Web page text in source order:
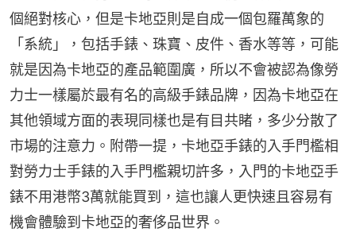
個絕對核心，但是卡地亞則是自成一個包羅萬象的
「系統」，包括手錶、珠寶、皮件、香水等等，可能
就是因為卡地亞的產品範圍廣，所以不會被認為像勞
力士一樣屬於最有名的高級手錶品牌，因為卡地亞在
其他領域方面的表現同樣也是有目共睹，多少分散了
市場的注意力。附帶一提，卡地亞手錶的入手門檻相
對勞力士手錶的入手門檻親切許多，入門的卡地亞手
錶不用港幣3萬就能買到，這也讓人更快速且容易有
機會體驗到卡地亞的奢侈品世界。